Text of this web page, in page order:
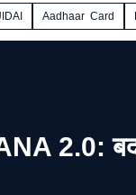
Aadhaar Card
2.0: